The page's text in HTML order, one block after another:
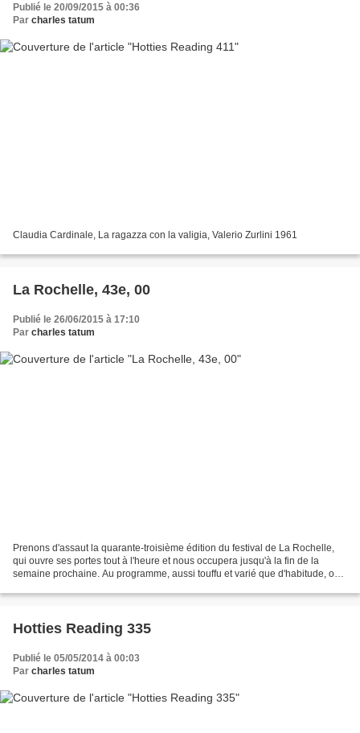
Publié le 20/09/2015 à 00:36
Par charles tatum
Claudia Cardinale, La ragazza con la valigia, Valerio Zurlini 1961
La Rochelle, 43e, 00
Publié le 26/06/2015 à 17:10
Par charles tatum
Prenons d'assaut la quarante-troisième édition du festival de La Rochelle,
qui ouvre ses portes tout à l'heure et nous occupera jusqu'à la fin de la
semaine prochaine. Au programme, aussi touffu et varié que d'habitude, on
Hotties Reading 335
Publié le 05/05/2014 à 00:03
Par charles tatum